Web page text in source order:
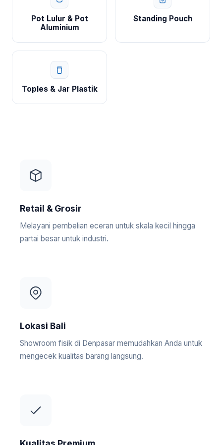
Pot Lulur & Pot
Aluminium
Standing Pouch
Toples & Jar Plastik
Retail & Grosir
Melayani pembelian eceran untuk skala kecil hingga
partai besar untuk industri.
Lokasi Bali
Showroom fisik di Denpasar memudahkan Anda untuk
mengecek kualitas barang langsung.